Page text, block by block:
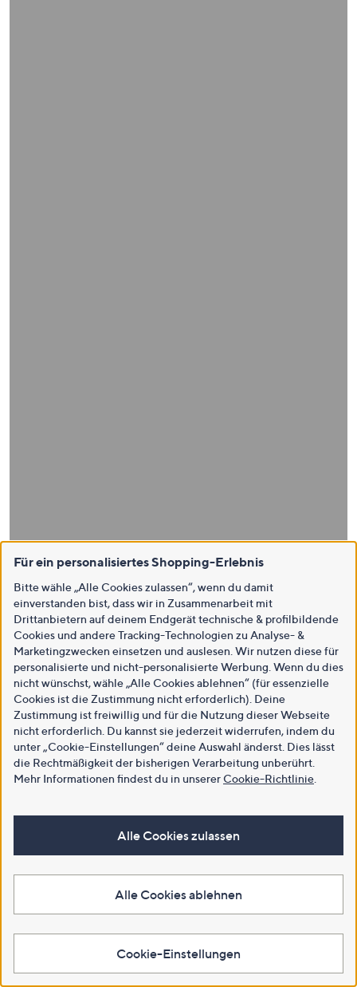
Für ein personalisiertes Shopping-Erlebnis
Bitte wähle „Alle Cookies zulassen“, wenn du damit
einverstanden bist, dass wir in Zusammenarbeit mit
Drittanbietern auf deinem Endgerät technische & profilbildende
Cookies und andere Tracking-Technologien zu Analyse- &
Marketingzwecken einsetzen und auslesen. Wir nutzen diese für
personalisierte und nicht-personalisierte Werbung. Wenn du dies
nicht wünschst, wähle „Alle Cookies ablehnen“ (für essenzielle
Cookies ist die Zustimmung nicht erforderlich). Deine
Zustimmung ist freiwillig und für die Nutzung dieser Webseite
nicht erforderlich. Du kannst sie jederzeit widerrufen, indem du
unter „Cookie-Einstellungen“ deine Auswahl änderst. Dies lässt
die Rechtmäßigkeit der bisherigen Verarbeitung unberührt.
Mehr Informationen findest du in unsererCookie-Richtlinie
Alle Cookies zulassen
Alle Cookies ablehnen
Cookie-Einstellungen